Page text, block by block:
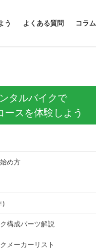
う よくある質問 コラム
タルバイクで
ースを体験しよう
め方
)
構成パーツ解説
メーカーリスト